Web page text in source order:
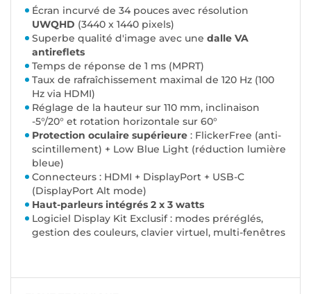
Écran incurvé de 34 pouces avec résolution
UWQHD (3440 x 1440 pixels)
Superbe qualité d'image avec une dalle VA
antireflets
Temps de réponse de 1 ms (MPRT)
Taux de rafraîchissement maximal de 120 Hz (100
Hz via HDMI)
Réglage de la hauteur sur 110 mm, inclinaison
-5°/20° et rotation horizontale sur 60°
Protection oculaire supérieure : FlickerFree (anti-
scintillement) + Low Blue Light (réduction lumière
bleue)
Connecteurs : HDMI + DisplayPort + USB-C
(DisplayPort Alt mode)
Haut-parleurs intégrés 2 x 3 watts
Logiciel Display Kit Exclusif : modes préréglés,
gestion des couleurs, clavier virtuel, multi-fenêtres